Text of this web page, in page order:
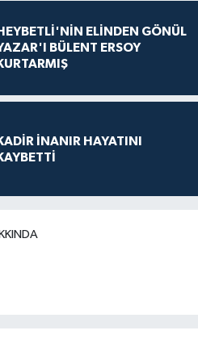
ELİNDEN GÖNÜL
BÜLENT ERSOY
İNANIR HAYATINI